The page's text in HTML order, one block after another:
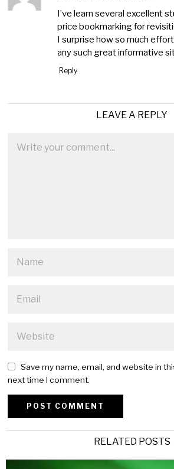
I’ve learn several excellent
price bookmarking for
I surprise how so much
any such great informative
Reply
LEAVE A REPLY
Save my name, email, and website in
next time I comment.
RELATED POSTS